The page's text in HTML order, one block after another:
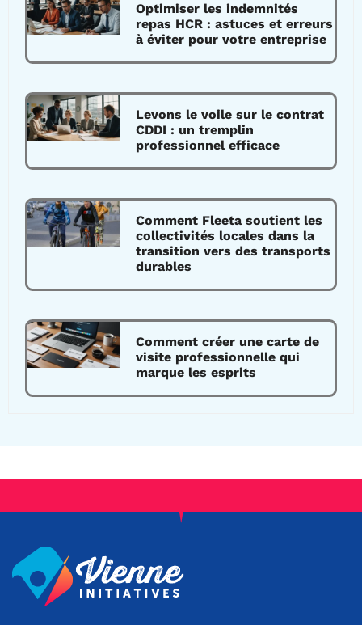
Optimiser les indemnités
repas HCR : astuces et erreurs
à éviter pour votre entreprise
Levons le voile sur le contrat
CDDI : un tremplin
professionnel efficace
Comment Fleeta soutient les
collectivités locales dans la
transition vers des transports
durables
Comment créer une carte de
visite professionnelle qui
marque les esprits